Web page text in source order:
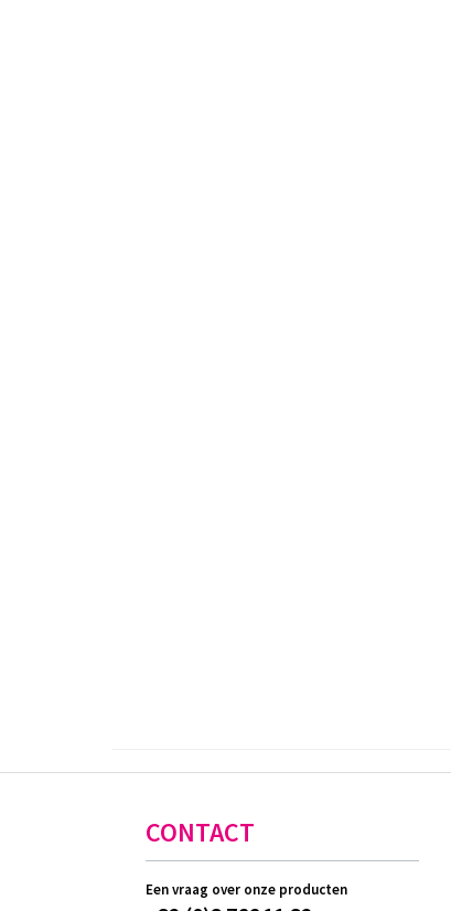
CONTACT
Een vraag over onze producten